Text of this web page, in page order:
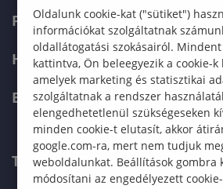
FELVÉTELIZŐKNEK
HALLGATÓKNAK
ERASMUS+
TELEFONKÖNYV
Oldalunk cookie-kat ("sütiket")
információkat szolgáltatnak
oldallátogatási szokásairól.
kattintva, Ön beleegyezik a cookie-k
amelyek marketing és statisztikai
szolgáltatnak a rendszer
elengedhetetlenül szükségeseken
minden cookie-t elutasít, akkor
google.com-ra, mert nem tudjuk
weboldalunkat. Beállítások gombra
módosítani az engedélyezett